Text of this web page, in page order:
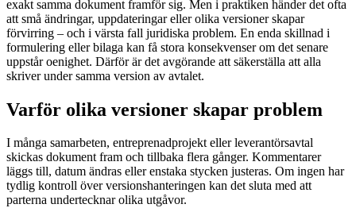
exakt samma dokument framför sig. Men i praktiken händer det ofta
att små ändringar, uppdateringar eller olika versioner skapar
förvirring – och i värsta fall juridiska problem. En enda skillnad i
formulering eller bilaga kan få stora konsekvenser om det senare
uppstår oenighet. Därför är det avgörande att säkerställa att alla
skriver under samma version av avtalet.
Varför olika versioner skapar problem
I många samarbeten, entreprenadprojekt eller leverantörsavtal
skickas dokument fram och tillbaka flera gånger. Kommentarer
läggs till, datum ändras eller enstaka stycken justeras. Om ingen har
tydlig kontroll över versionshanteringen kan det sluta med att
parterna undertecknar olika utgåvor.